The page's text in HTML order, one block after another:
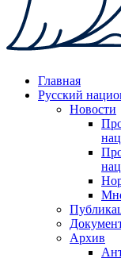
Главная
Русский
Новости
Архив